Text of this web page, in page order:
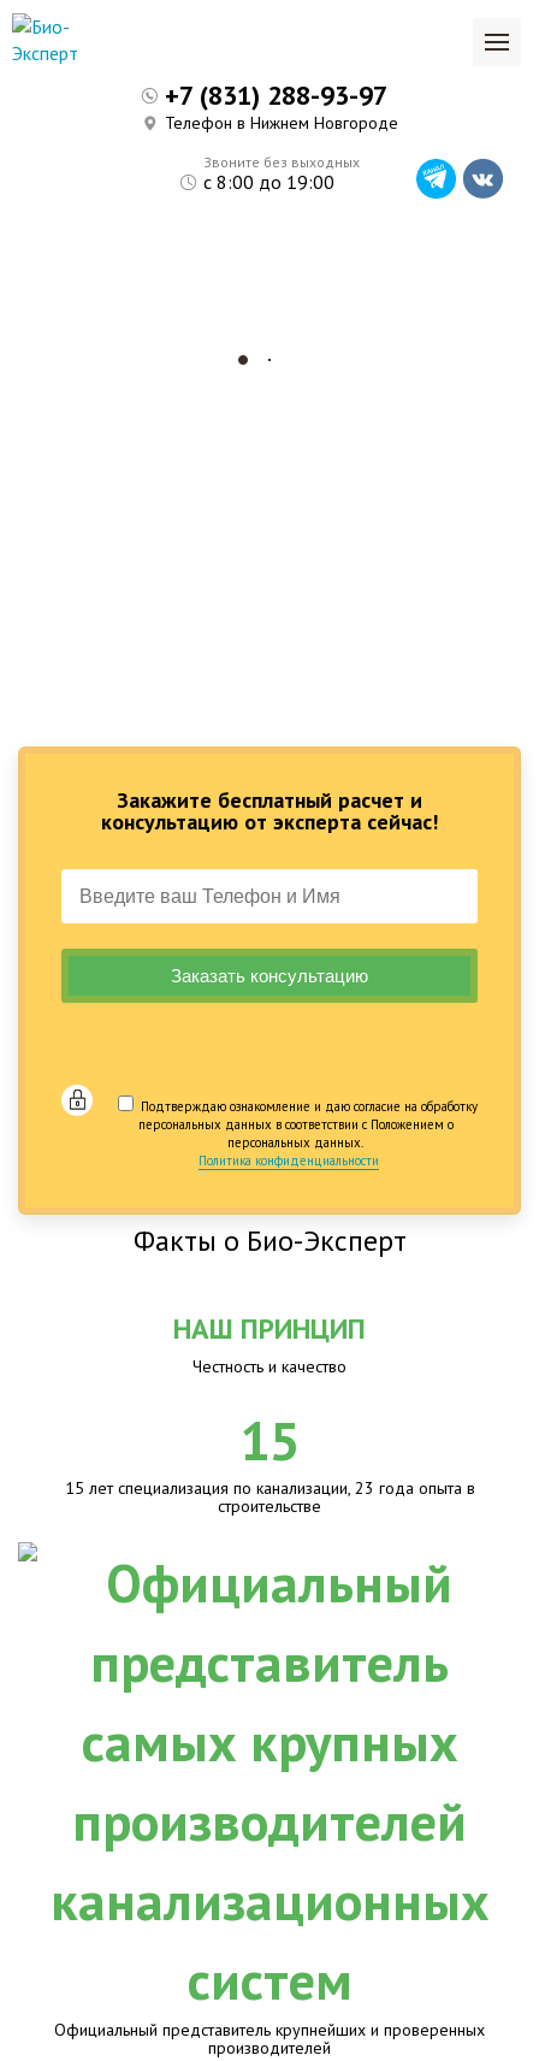
Закажите бесплатный расчет и
консультацию от эксперта сейчас!
Подтверждаю ознакомление и даю согласие на обработку
персональных данных в соответствии с Положением о
персональных данных.
Политика конфиденциальности
Звоните без выходных
с 8:00 до 19:00
+7 (831) 288-93-97
Телефон в Нижнем Новгороде
Факты о Био-Эксперт
НАШ ПРИНЦИП
Честность и качество
15
15 лет специализация по канализации, 23 года опыта в
строительстве
Официальный представитель крупнейших и проверенных
производителей